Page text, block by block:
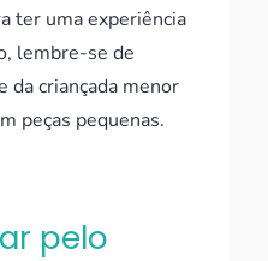
ter uma experiência
lembre-se de
da criançada menor
peças pequenas.
pelo